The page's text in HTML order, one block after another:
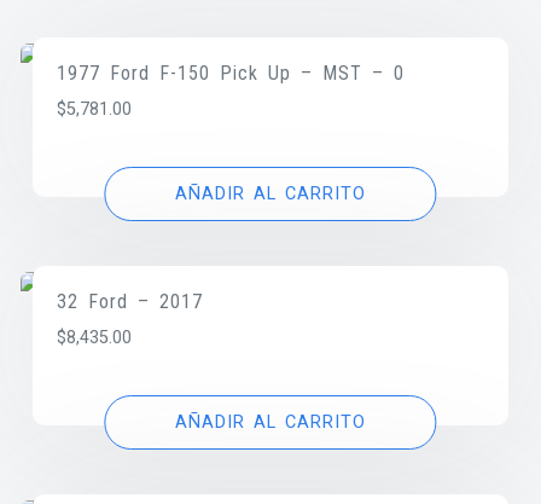
1977 Ford F-150 Pick Up – MST – 0
$5,781.00
AÑADIR AL CARRITO
32 Ford – 2017
$8,435.00
AÑADIR AL CARRITO